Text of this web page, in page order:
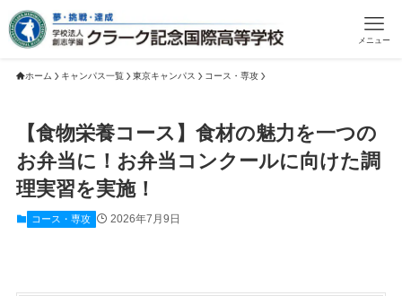
メニュー
ホーム キャンパス一覧 東京キャンパス コース・専攻
【食物栄養コース】食材の魅力を一つの
お弁当に！お弁当コンクールに向けた調
理実習を実施！
コース・専攻 2026年7月9日